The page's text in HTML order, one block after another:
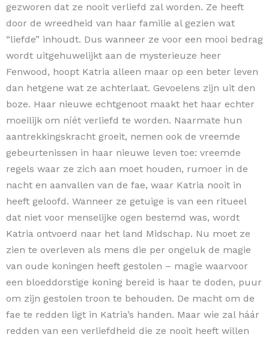
gezworen dat ze nooit verliefd zal worden. Ze heeft
door de wreedheid van haar familie al gezien wat
“liefde” inhoudt. Dus wanneer ze voor een mooi bedrag
wordt uitgehuwelijkt aan de mysterieuze heer
Fenwood, hoopt Katria alleen maar op een beter leven
dan hetgene wat ze achterlaat. Gevoelens zijn uit den
boze. Haar nieuwe echtgenoot maakt het haar echter
moeilijk om níét verliefd te worden. Naarmate hun
aantrekkingskracht groeit, nemen ook de vreemde
gebeurtenissen in haar nieuwe leven toe: vreemde
regels waar ze zich aan moet houden, rumoer in de
nacht en aanvallen van de fae, waar Katria nooit in
heeft geloofd. Wanneer ze getuige is van een ritueel
dat niet voor menselijke ogen bestemd was, wordt
Katria ontvoerd naar het land Midschap. Nu moet ze
zien te overleven als mens die per ongeluk de magie
van oude koningen heeft gestolen – magie waarvoor
een bloeddorstige koning bereid is haar te doden, puur
om zijn gestolen troon te behouden. De macht om de
fae te redden ligt in Katria’s handen. Maar wie zal háár
redden van een verliefdheid die ze nooit heeft willen